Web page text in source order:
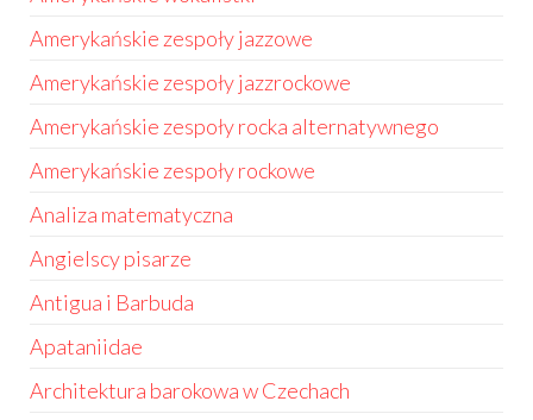
Amerykańskie zespoły jazzowe
Amerykańskie zespoły jazzrockowe
Amerykańskie zespoły rocka alternatywnego
Amerykańskie zespoły rockowe
Analiza matematyczna
Angielscy pisarze
Antigua i Barbuda
Apataniidae
Architektura barokowa w Czechach